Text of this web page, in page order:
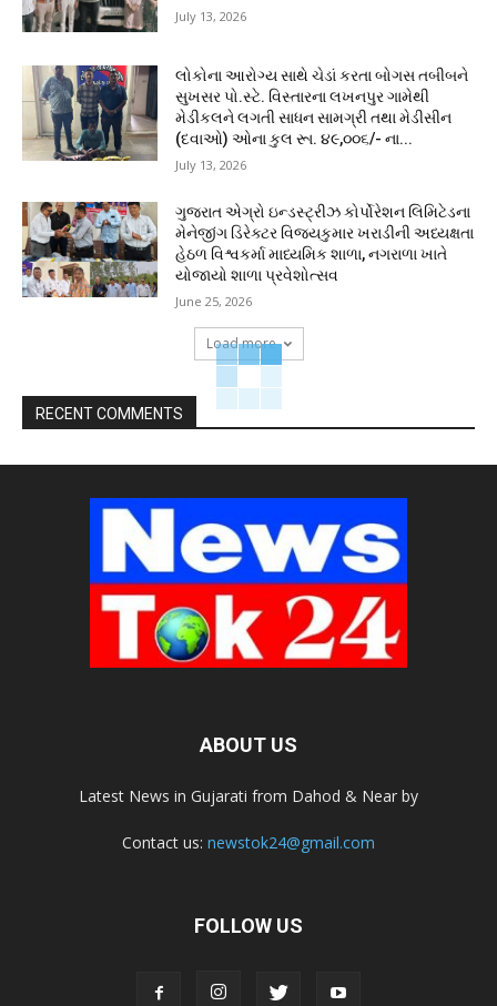
July 13, 2026
લોકોના આરોગ્ય સાથે ચેડાં કરતા બોગસ તબીબને
સુખસર પો.સ્ટે. વિસ્તારના લખનપુર ગામેથી
મેડીકલને લગતી સાધન સામગ્રી તથા મેડીસીન
(દવાઓ) ઓના કુલ રૂા. ૪૯,૦૦૬/- ના...
July 13, 2026
ગુજરાત એગ્રો ઇન્ડસ્ટ્રીઝ કોર્પોરેશન લિમિટેડના
મેનેજીંગ ડિરેક્ટર વિજયકુમાર ખરાડીની અધ્યક્ષતા
હેઠળ વિશ્વકર્મા માધ્યમિક શાળા, નગરાળા ખાતે
યોજાયો શાળા પ્રવેશોત્સવ
June 25, 2026
Load more
RECENT COMMENTS
ABOUT US
Latest News in Gujarati from Dahod & Near by
Contact us: newstok24@gmail.com
FOLLOW US